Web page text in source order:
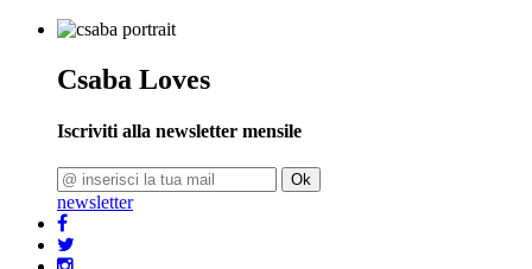
Csaba Loves
Iscriviti alla newsletter mensile
Ok
newsletter